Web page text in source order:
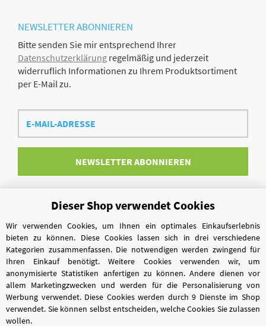
NEWSLETTERABONNIEREN
Bitte senden Sie mir entsprechend Ihrer
Datenschutzerklärung regelmäßig und jederzeit
widerruflich Informationen zu Ihrem Produktsortiment
per E-Mail zu.
E-
Mail-
Adresse
NEWSLETTERABONNIEREN
Vertrag widerrufen
Dieser Shop verwendet Cookies
Wir verwenden Cookies, um Ihnen ein optimales Einkaufserlebnis
bieten zu können. Diese Cookies lassen sich in drei verschiedene
Kategorien zusammenfassen. Die notwendigen werden zwingend für
Ihren Einkauf benötigt. Weitere Cookies verwenden wir, um
anonymisierte Statistiken anfertigen zu können. Andere dienen vor
allem Marketingzwecken und werden für die Personalisierung von
Werbung verwendet. Diese Cookies werden durch 9 Dienste im Shop
verwendet. Sie können selbst entscheiden, welche Cookies Sie zulassen
wollen.